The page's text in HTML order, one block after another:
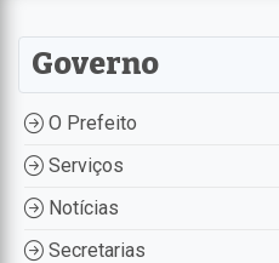
Governo
O Prefeito
Serviços
Notícias
Secretarias